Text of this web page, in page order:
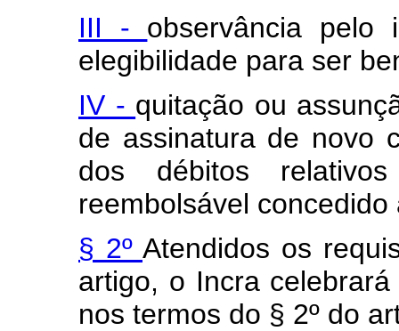
III - observância pelo
elegibilidade para ser
IV - quitação ou
de assinatura de novo
dos débitos
reembolsável
§ 2º Atendidos os
artigo, o Incra
nos termos do § 2º do